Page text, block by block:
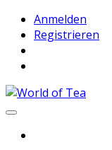
Anmelden
Registrieren